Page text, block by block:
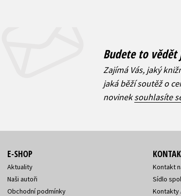
Budete to
Zajímá Vás, jaký
jaká běží soutěž o
novineksouhlasíte
E-SHOP
Aktuality
Naši autoři
Obchodní podmínky
Kontakt
Sídlo
Kontakty